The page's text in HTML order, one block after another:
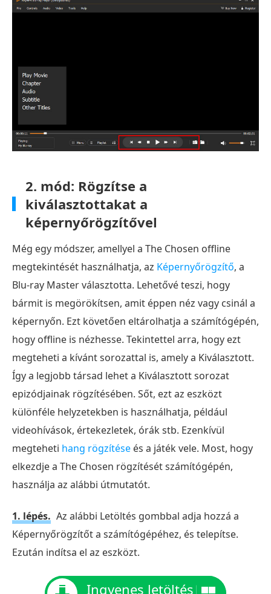
2. mód: Rögzítse a
kiválasztottakat a
képernyőrögzítővel
Még egy módszer, amellyel a The Chosen offline
megtekintését használhatja, az Képernyőrögzítő, a
Blu-ray Master választotta. Lehetővé teszi, hogy
bármit is megörökítsen, amit éppen néz vagy csinál a
képernyőn. Ezt követően eltárolhatja a számítógépén,
hogy offline is nézhesse. Tekintettel arra, hogy ezt
megteheti a kívánt sorozattal is, amely a Kiválasztott.
Így a legjobb társad lehet a Kiválasztott sorozat
epizódjainak rögzítésében. Sőt, ezt az eszközt
különféle helyzetekben is használhatja, például
videohívások, értekezletek, órák stb. Ezenkívül
megteheti hang rögzítése és a játék vele. Most, hogy
elkezdje a The Chosen rögzítését számítógépén,
használja az alábbi útmutatót.
1. lépés. Az alábbi Letöltés gombbal adja hozzá a
Képernyőrögzítőt a számítógépéhez, és telepítse.
Ezután indítsa el az eszközt.
Ingyenes letöltés